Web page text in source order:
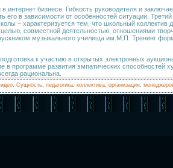
интернет бизнесе. Гибкость руководителя и
его в зависимости от особенностей ситуации.
– характеризуется тем, что школьный коллектив
совместной деятельностью, отношениями
музыкального училища им.М.П. Тренинг
к участию в открытых электронных
в программе развития эмпатических способностей
рациональна.
Сущность педагогика коллектива организация